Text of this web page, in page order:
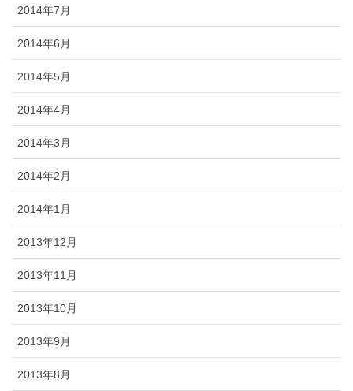
2014年7月
2014年6月
2014年5月
2014年4月
2014年3月
2014年2月
2014年1月
2013年12月
2013年11月
2013年10月
2013年9月
2013年8月